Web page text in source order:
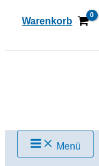
InhaltWarenkorb
Menü